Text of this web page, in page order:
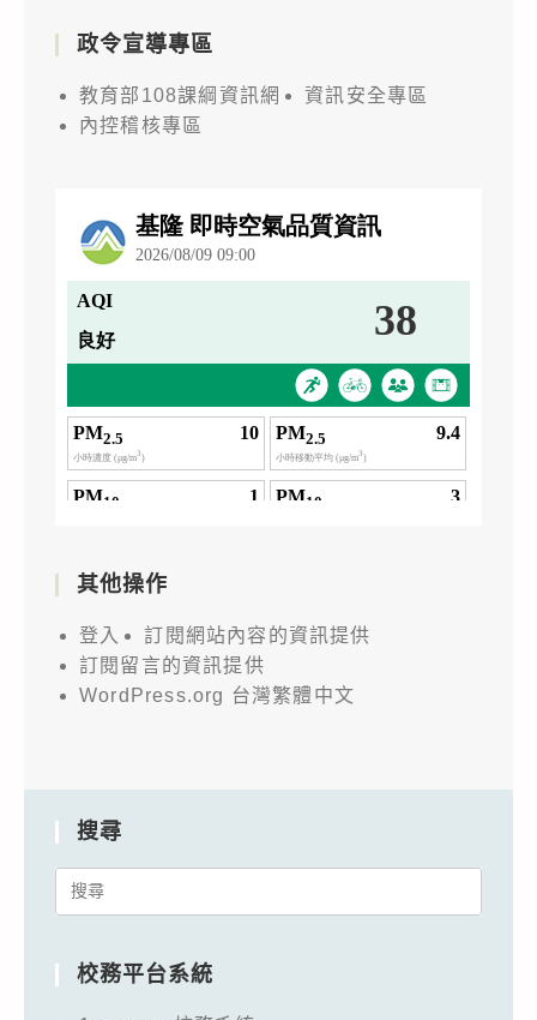
政令宣導專區
教育部108課綱資訊網
資訊安全專區
內控稽核專區
其他操作
登入
訂閱網站內容的資訊提供
訂閱留言的資訊提供
WordPress.org 台灣繁體中文
搜尋
Search
校務平台系統